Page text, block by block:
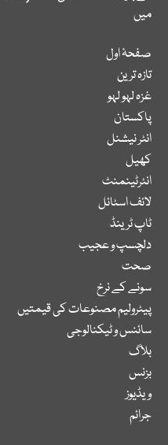
میں
صفحۂ اول
تازہ ترین
غزہ لہو لہو
پاکستان
انٹر نیشنل
کھیل
انٹرٹینمنٹ
لائف اسٹائل
ٹاپ ٹرینڈ
دلچسپ و عجیب
صحت
سونے کے نرخ
پیٹرولیم مصنوعات کی قیمتیں
سائنس و ٹیکنالوجی
بلاگ
بزنس
ویڈیوز
جرائم